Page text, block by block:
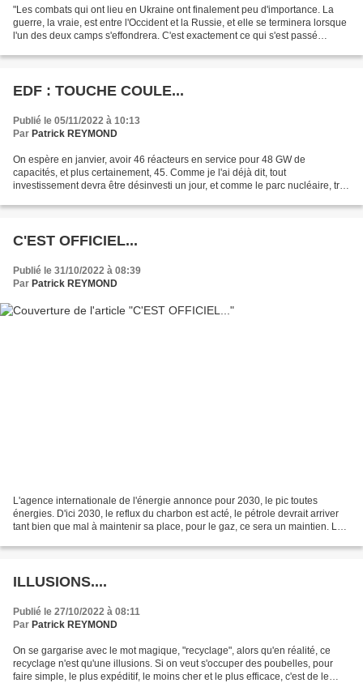
"Les combats qui ont lieu en Ukraine ont finalement peu d'importance. La
guerre, la vraie, est entre l'Occident et la Russie, et elle se terminera lorsque
l'un des deux camps s'effondrera. C'est exactement ce qui s'est passé
EDF : TOUCHE COULE...
Publié le 05/11/2022 à 10:13
Par Patrick REYMOND
On espère en janvier, avoir 46 réacteurs en service pour 48 GW de
capacités, et plus certainement, 45. Comme je l'ai déjà dit, tout
investissement devra être désinvesti un jour, et comme le parc nucléaire, très
C'EST OFFICIEL...
Publié le 31/10/2022 à 08:39
Par Patrick REYMOND
L'agence internationale de l'énergie annonce pour 2030, le pic toutes
énergies. D'ici 2030, le reflux du charbon est acté, le pétrole devrait arriver
tant bien que mal à maintenir sa place, pour le gaz, ce sera un maintien. La
ILLUSIONS....
Publié le 27/10/2022 à 08:11
Par Patrick REYMOND
On se gargarise avec le mot magique, "recyclage", alors qu'en réalité, ce
recyclage n'est qu'une illusions. Si on veut s'occuper des poubelles, pour
faire simple, le plus expéditif, le moins cher et le plus efficace, c'est de le